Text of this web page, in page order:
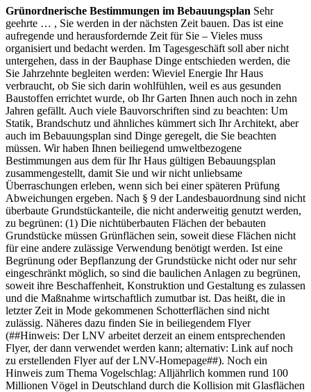
Grünordnerische Bestimmungen im Bebauungsplan Sehr
geehrte … , Sie werden in der nächsten Zeit bauen. Das ist eine
aufregende und herausfordernde Zeit für Sie – Vieles muss
organisiert und bedacht werden. Im Tagesgeschäft soll aber nicht
untergehen, dass in der Bauphase Dinge entschieden werden, die
Sie Jahrzehnte begleiten werden: Wieviel Energie Ihr Haus
verbraucht, ob Sie sich darin wohlfühlen, weil es aus gesunden
Baustoffen errichtet wurde, ob Ihr Garten Ihnen auch noch in zehn
Jahren gefällt. Auch viele Bauvorschriften sind zu beachten: Um
Statik, Brandschutz und ähnliches kümmert sich Ihr Architekt, aber
auch im Bebauungsplan sind Dinge geregelt, die Sie beachten
müssen. Wir haben Ihnen beiliegend umweltbezogene
Bestimmungen aus dem für Ihr Haus gültigen Bebauungsplan
zusammengestellt, damit Sie und wir nicht unliebsame
Überraschungen erleben, wenn sich bei einer späteren Prüfung
Abweichungen ergeben. Nach § 9 der Landesbauordnung sind nicht
überbaute Grundstückanteile, die nicht anderweitig genutzt werden,
zu begrünen: (1) Die nichtüberbauten Flächen der bebauten
Grundstücke müssen Grünflächen sein, soweit diese Flächen nicht
für eine andere zulässige Verwendung benötigt werden. Ist eine
Begrünung oder Bepflanzung der Grundstücke nicht oder nur sehr
eingeschränkt möglich, so sind die baulichen Anlagen zu begrünen,
soweit ihre Beschaffenheit, Konstruktion und Gestaltung es zulassen
und die Maßnahme wirtschaftlich zumutbar ist. Das heißt, die in
letzter Zeit in Mode gekommenen Schotterflächen sind nicht
zulässig. Näheres dazu finden Sie in beiliegendem Flyer
(##Hinweis: Der LNV arbeitet derzeit an einem entsprechenden
Flyer, der dann verwendet werden kann; alternativ: Link auf noch
zu erstellenden Flyer auf der LNV-Homepage##). Noch ein
Hinweis zum Thema Vogelschlag: Alljährlich kommen rund 100
Millionen Vögel in Deutschland durch die Kollision mit Glasflächen